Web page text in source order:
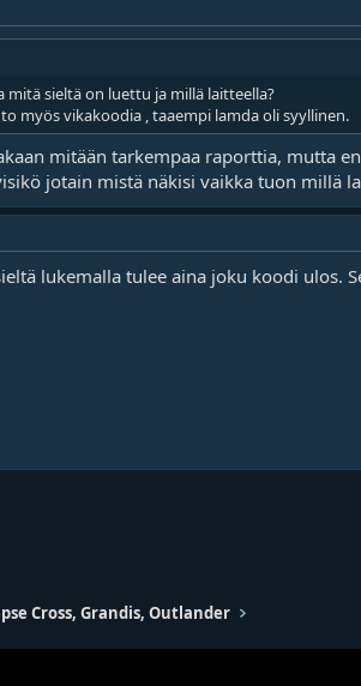
sieltä on luettu ja millä laitteella?
myös vikakoodia , taaempi lamda oli syyllinen.
mitään tarkempaa raporttia, mutta
jotain mistä näkisi vaikka tuon millä
lukemalla tulee aina joku koodi
Cross, Grandis, Outlander